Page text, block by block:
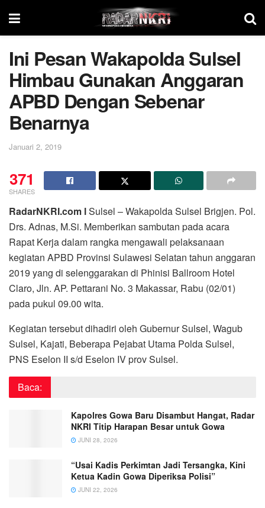
Ini Pesan Wakapolda Sulsel
Himbau Gunakan Anggaran
APBD Dengan Sebenar
Benarnya
Januari 2, 2019
371
SHARES
RadarNKRI.com lSulsel – Wakapolda Sulsel Brigjen. Pol.
Drs. Adnas, M.Si. Memberikan sambutan pada acara
Rapat Kerja dalam rangka mengawali pelaksanaan
kegiatan APBD Provinsi Sulawesi Selatan tahun anggaran
2019 yang di selenggarakan di Phinisi Ballroom Hotel
Claro, Jln. AP. Pettarani No. 3 Makassar, Rabu (02/01)
pada pukul 09.00 wita.
Kegiatan tersebut dihadiri oleh Gubernur Sulsel, Wagub
Sulsel, Kajati, Beberapa Pejabat Utama Polda Sulsel,
PNS Eselon II s/d Eselon IV prov Sulsel.
Baca:
Kapolres Gowa Baru Disambut Hangat, Radar
NKRI Titip Harapan Besar untuk Gowa
JUNI 28, 2026
“Usai Kadis Perkimtan Jadi Tersangka, Kini
Ketua Kadin Gowa Diperiksa Polisi”
JUNI 22, 2026